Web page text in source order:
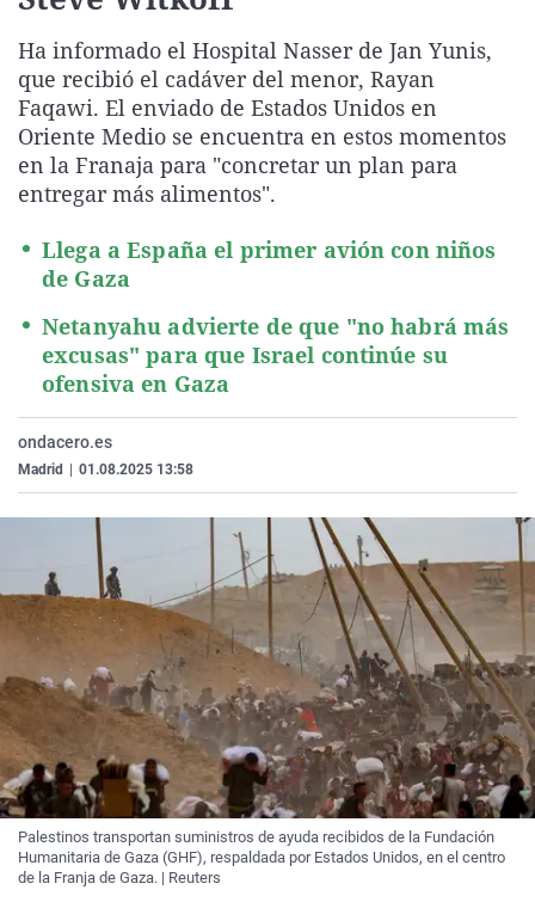
Gente viajera
Como el perro y el
Retornados
Equipo de
Operación Viuda
Galicia
La Rioja
Navarra
Televisión
Elecciones
Ha informado el Hospital Nasser de Jan Yunis,
que recibió el cadáver del menor, Rayan
Faqawi. El enviado de Estados Unidos en
Oriente Medio se encuentra en estos momentos
en la Franaja para "concretar un plan para
entregar más alimentos".
Llega a España el primer avión con niños
de Gaza
Netanyahu advierte de que "no habrá más
excusas" para que Israel continúe su
ofensiva en Gaza
ondacero.es
Madrid 01.08.2025 13:58
Palestinos transportan suministros de ayuda recibidos de la Fundación
Humanitaria de Gaza (GHF), respaldada por Estados Unidos, en el centro
de la Franja de Gaza. | Reuters